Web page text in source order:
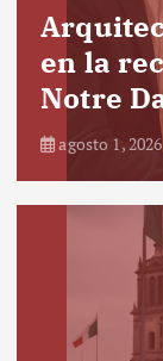
en la
Notre
agosto 1, 2026